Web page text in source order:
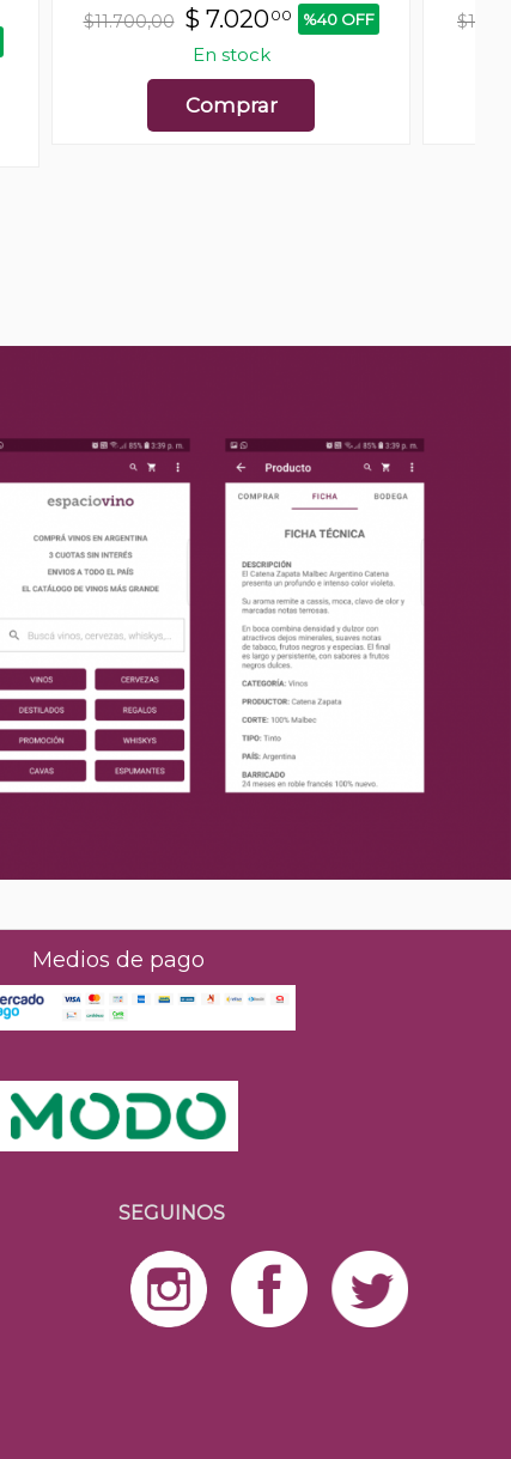
$11.700,00 $ 7.02000 %40 OFF
En stock
Comprar
Medios de pago
SEGUINOS